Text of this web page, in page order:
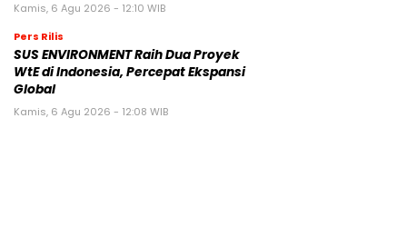
Kamis, 6 Agu 2026 - 12:10 WIB
Pers Rilis
SUS ENVIRONMENT Raih Dua Proyek
WtE di Indonesia, Percepat Ekspansi
Global
Kamis, 6 Agu 2026 - 12:08 WIB